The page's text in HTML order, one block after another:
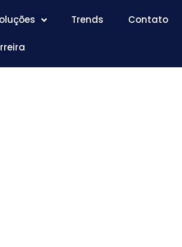
Trends Contato